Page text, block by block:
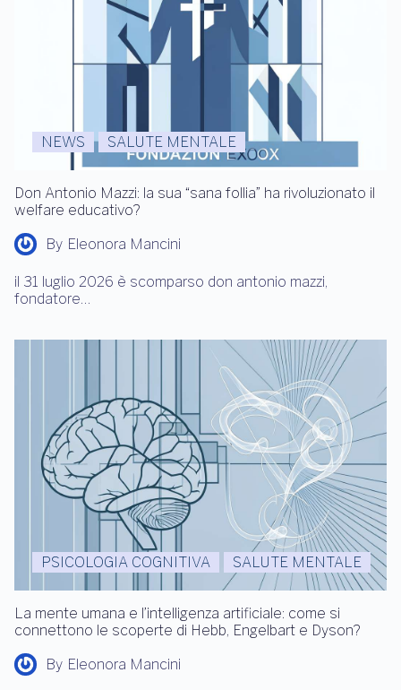
NEWS SALUTE MENTALE
Don Antonio Mazzi: la sua “sana follia” ha rivoluzionato il
welfare educativo?
By Eleonora Mancini
il 31 luglio 2026 è scomparso don antonio mazzi,
fondatore…
PSICOLOGIA COGNITIVA SALUTE MENTALE
La mente umana e l’intelligenza artificiale: come si
connettono le scoperte di Hebb, Engelbart e Dyson?
By Eleonora Mancini